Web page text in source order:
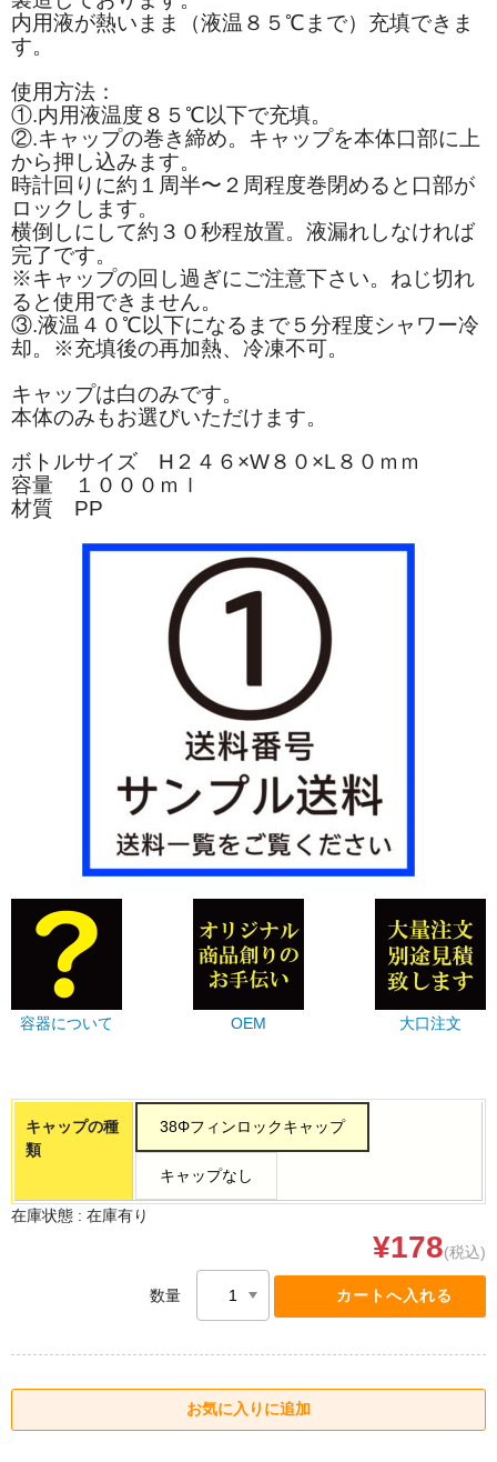
内用液が熱いまま（液温８５℃まで）充填できま
す。
使用方法：
①.内用液温度８５℃以下で充填。
②.キャップの巻き締め。キャップを本体口部に上
から押し込みます。
時計回りに約１周半〜２周程度巻閉めると口部が
ロックします。
横倒しにして約３０秒程放置。液漏れしなければ
完了です。
※キャップの回し過ぎにご注意下さい。ねじ切れ
ると使用できません。
③.液温４０℃以下になるまで５分程度シャワー冷
却。※充填後の再加熱、冷凍不可。
キャップは白のみです。
本体のみもお選びいただけます。
ボトルサイズ H２４６×W８０×L８０ｍｍ
容量 １０００ｍｌ
材質 PP
容器について OEM 大口注文
キャップの種
類
38Φフィンロックキャップ
キャップなし
在庫状態 : 在庫有り
¥178(税込)
数量